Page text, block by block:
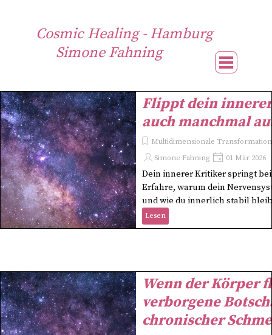
Cosmic Healing - Hamburg
Simone Fahning
Menü
Flippt dein
auch manchmal
Multidimensionale Transformation
Simone Fahning
01 Mär 2026
Dein innerer Kritiker springt
Erfahre, warum dein
und wie du innerlich stabil
Lesen
Wenn der Körper
verborgene
chronischer